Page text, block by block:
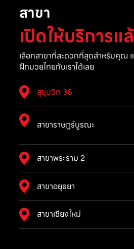
สาขา
เปิดให้บริการแ
เลือกสาขาที่สะดวกที่สุดสำหรับคุณ แ
ฝึกมวยไทยกับเราได้เลย
สุขุมวิท 36
สาขาราษฎร์บูรณะ
สาขาพระราม 2
สาขาอยุธยา
สาขาเชียงใหม่